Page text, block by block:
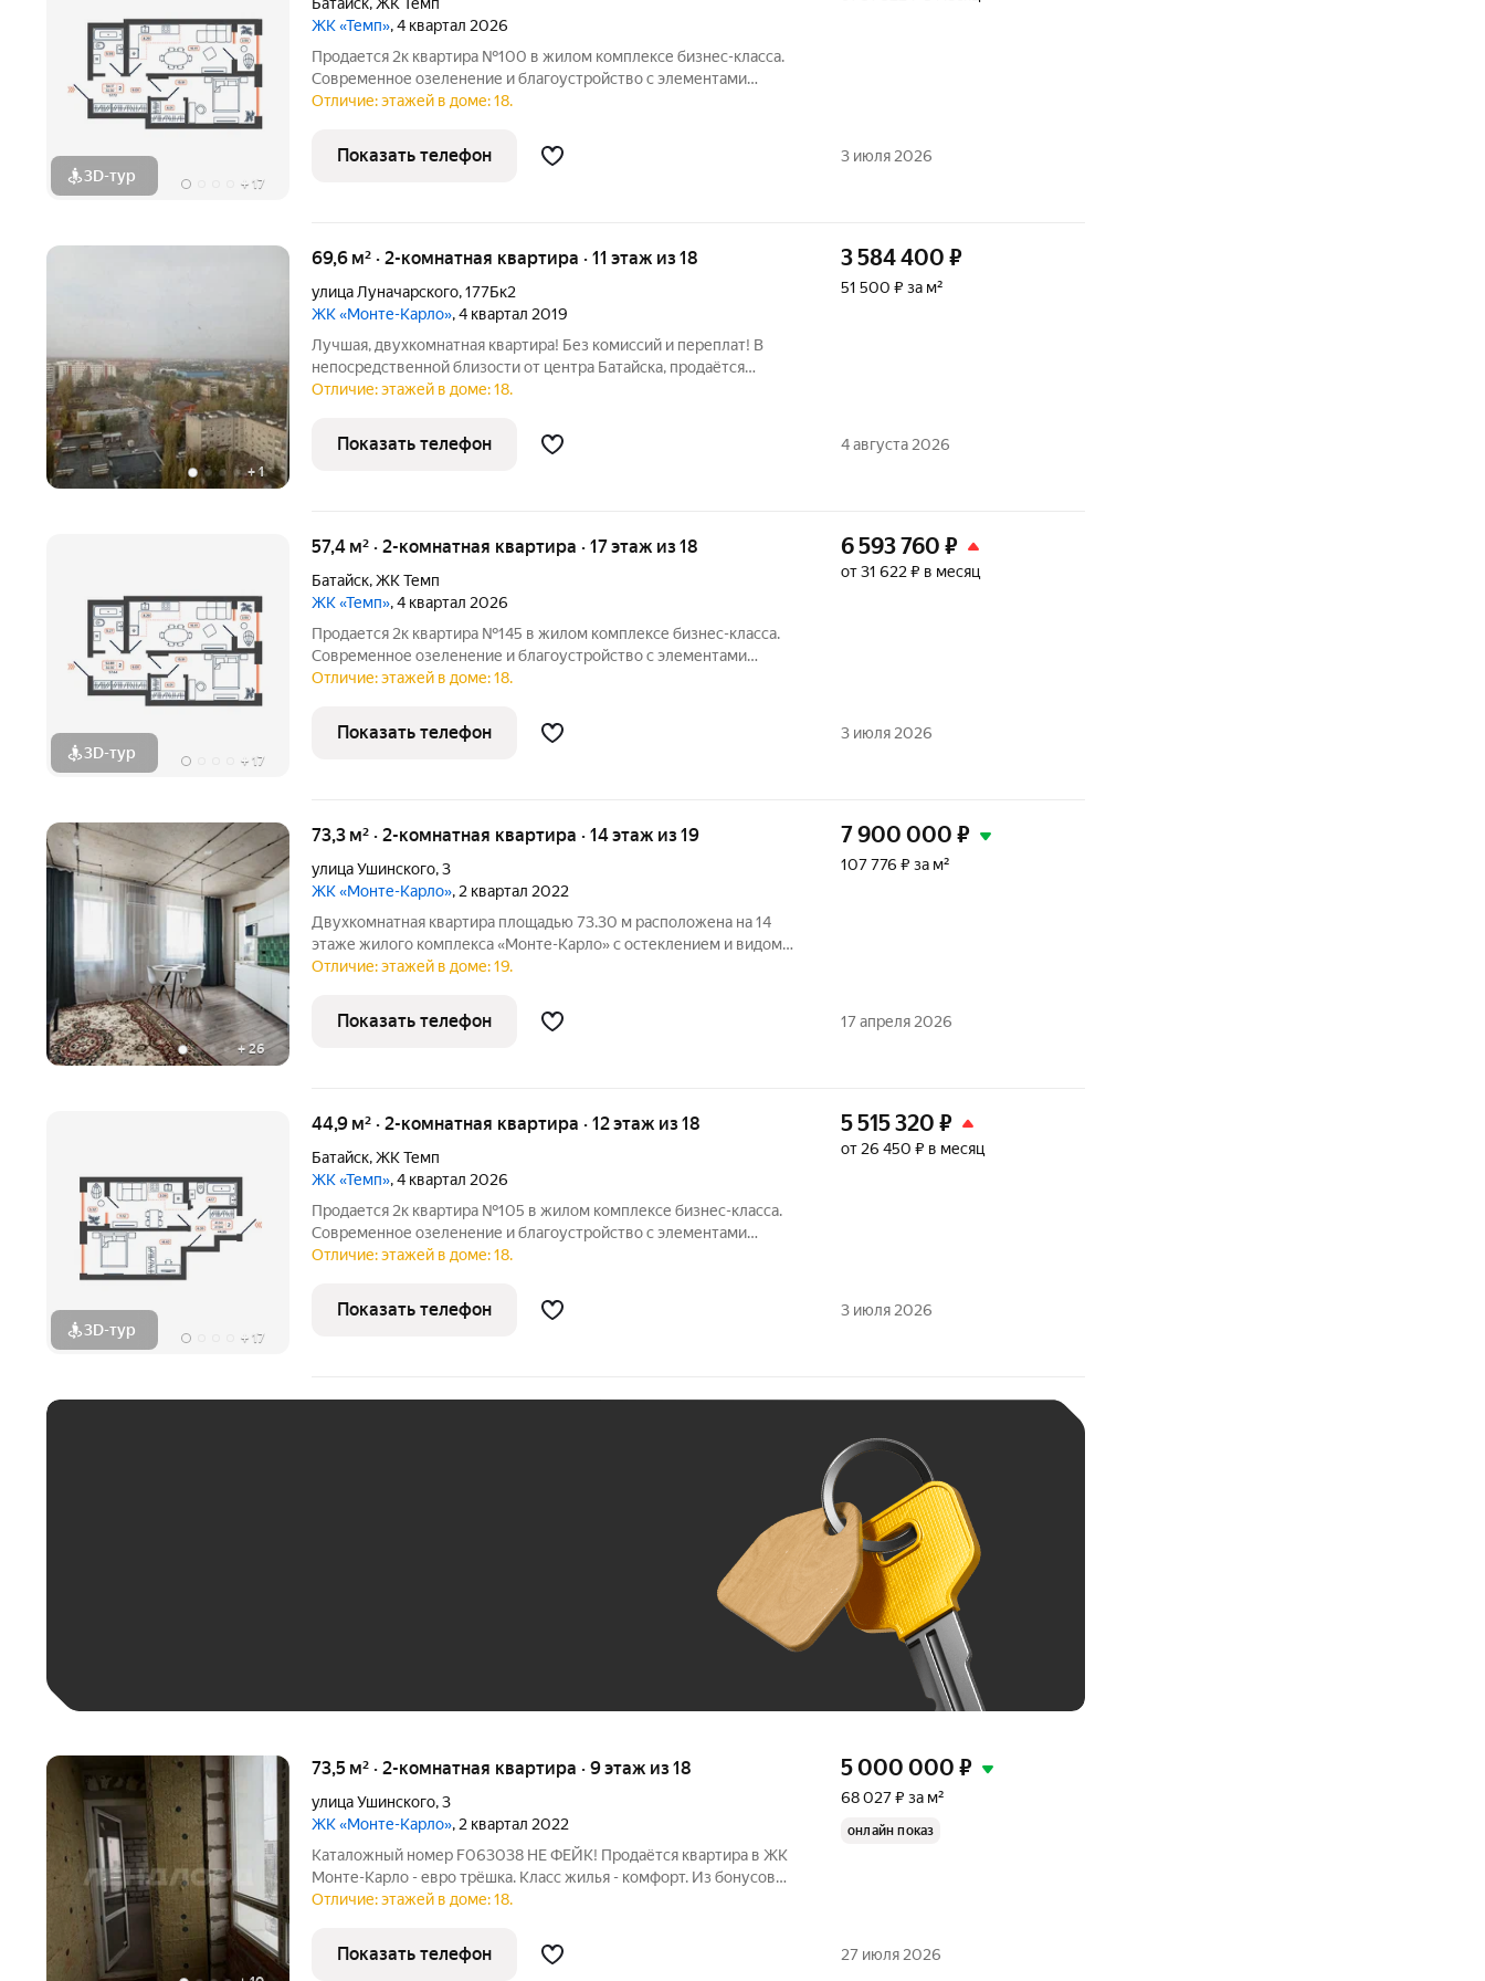
3D-тур + 17
ЖК «Темп», 4 квартал 2026
Продается 2к квартира №100 в жилом комплексе бизнес-класса.
Современное озеленение и благоустройство с элементами
ландшафтной архитектуры, эстетичные фасады, большой паркинг,
новый уровень
Отличие: этажей в доме: 18.
Показать телефон 3 июля 2026
+1
69,6 м² · 2-комнатная квартира · 11 этаж из 18
улица Луначарского,177Бк2
ЖК «Монте-Карло», 4 квартал 2019
Лучшая, двухкомнатная квартира! Без комиссий и переплат! В
непосредственной близости от центра Батайска, продаётся
отличная светлая квартира. Уже функционирующие школы и
площадки. Санузел в
3 584 400 ₽
51 500 ₽ за м²
Отличие: этажей в доме: 18.
Показать телефон 4 августа 2026
3D-тур + 17
57,4 м² · 2-комнатная квартира · 17 этаж из 18
Батайск,ЖК Темп
ЖК «Темп», 4 квартал 2026
Продается 2к квартира №145 в жилом комплексе бизнес-класса.
Современное озеленение и благоустройство с элементами
ландшафтной архитектуры, эстетичные фасады, большой паркинг,
новый уровень
6 593 760 ₽
от 31 622 ₽ в месяц
Отличие: этажей в доме: 18.
Показать телефон 3 июля 2026
+26
73,3 м² · 2-комнатная квартира · 14 этаж из 19
улица Ушинского,3
ЖК «Монте-Карло», 2 квартал 2022
Двухкомнатная квартира площадью 73.30 м расположена на 14
этаже жилого комплекса «Монте-Карло» с остеклением и видом
на центральную часть города. Высокий этаж обеспечивает
включает две
7 900 000 ₽
107 776 ₽ за м²
Отличие: этажей в доме: 19.
Показать телефон 17 апреля 2026
3D-тур + 17
44,9 м² · 2-комнатная квартира · 12 этаж из 18
Батайск,ЖК Темп
ЖК «Темп», 4 квартал 2026
Продается 2к квартира №105 в жилом комплексе бизнес-класса.
Современное озеленение и благоустройство с элементами
ландшафтной архитектуры, эстетичные фасады, большой паркинг,
новый уровень
5 515 320 ₽
от 26 450 ₽ в месяц
Отличие: этажей в доме: 18.
Показать телефон 3 июля 2026
73,5 м² · 2-комнатная квартира · 9 этаж из 18
улица Ушинского,3
ЖК «Монте-Карло», 2 квартал 2022
Каталожный номер F063038 НЕ ФЕЙК! Продаётся квартира в ЖК
Монте-Карло - евро трёшка. Класс жилья - комфорт. Из бонусов
дома : своя крышная котельная, видеонаблюдение 24/7,
бесплатный паркинг на 160
5 000 000 ₽
68 027 ₽ за м²
онлайн показ
Отличие: этажей в доме: 18.
Показать телефон 27 июля 2026